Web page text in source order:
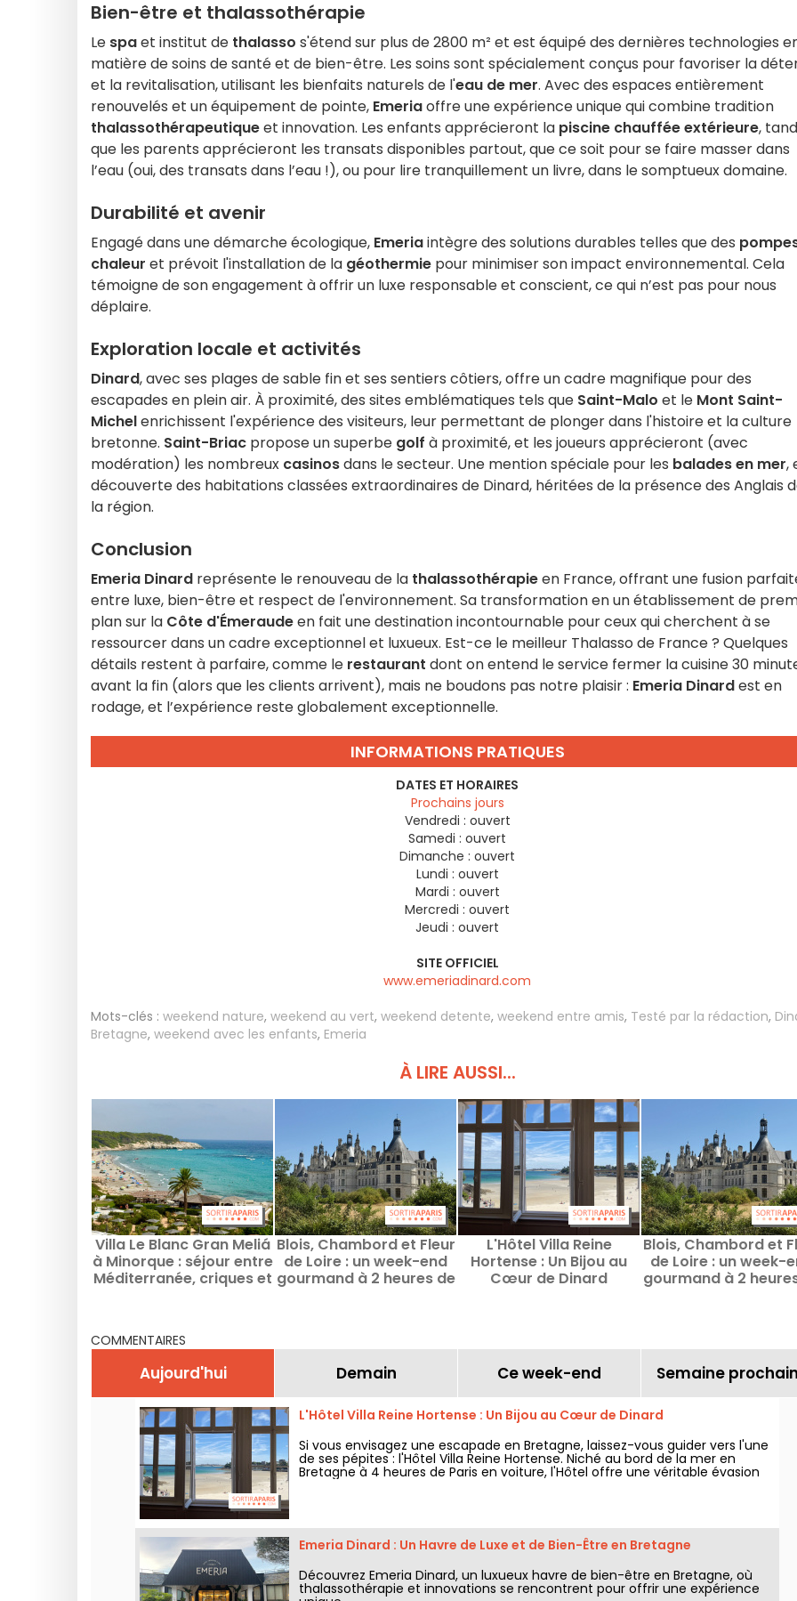
Bien-être et thalassothérapie
Le spaet institut de thalasso s'étend sur plus de 2800 m² et est équipé des dernières technologies
matière de soins de santé et de bien-être. Les soins sont spécialement conçus pour favoriser la
et la revitalisation, utilisant les bienfaits naturels de l'eau de mer. Avec des espaces entièrement
renouvelés et un équipement de pointe, Emeriaoffre une expérience unique qui combine tradition
thalassothérapeutiqueet innovation. Les enfants apprécieront la piscine chauffée extérieure,
que les parents apprécieront les transats disponibles partout, que ce soit pour se faire masser dans
l’eau (oui, des transats dans l’eau !), ou pour lire tranquillement un livre, dans le somptueux domaine.
Durabilité et avenir
Engagé dans une démarche écologique, Emeriaintègre des solutions durables telles que des
chaleur et prévoit l'installation de la géothermie pour minimiser son impact environnemental. Cela
témoigne de son engagement à offrir un luxe responsable et conscient, ce qui n’est pas pour nous
déplaire.
Exploration locale et activités
Dinard, avec ses plages de sable fin et ses sentiers côtiers, offre un cadre magnifique pour des
escapades en plein air. À proximité, des sites emblématiques tels que Saint-Malo et le Mont Saint-
Michelenrichissent l'expérience des visiteurs, leur permettant de plonger dans l'histoire et la culture
bretonne. Saint-Briac propose un superbe golf à proximité, et les joueurs apprécieront (avec
modération) les nombreux casinosdans le secteur. Une mention spéciale pour les balades en mer,
découverte des habitations classées extraordinaires de Dinard, héritées de la présence des Anglais
la région.
Conclusion
Emeria Dinard représente le renouveau de la thalassothérapieen France, offrant une fusion
entre luxe, bien-être et respect de l'environnement. Sa transformation en un établissement de
plan sur la Côte d'Émeraudeen fait une destination incontournable pour ceux qui cherchent à se
ressourcer dans un cadre exceptionnel et luxueux. Est-ce le meilleur Thalasso de France ? Quelques
détails restent à parfaire, comme le restaurant dont on entend le service fermer la cuisine 30
avant la fin (alors que les clients arrivent), mais ne boudons pas notre plaisir : Emeria Dinardest en
rodage, et l’expérience reste globalement exceptionnelle.
INFORMATIONS PRATIQUES
DATES ET HORAIRES
Prochains jours
Vendredi : ouvert
Samedi : ouvert
Dimanche : ouvert
Lundi : ouvert
Mardi : ouvert
Mercredi : ouvert
Jeudi : ouvert
SITE OFFICIEL
www.emeriadinard.com
Mots-clés : weekend nature, weekend au vert, weekend detente, weekend entre amis, Testé par la rédaction,
Bretagne, weekend avec les enfants, Emeria
À LIRE AUSSI...
Villa Le Blanc Gran Meliá
à Minorque : séjour entre
Méditerranée, criques et
Blois, Chambord et Fleur
de Loire : un week-end
gourmand à 2 heures de
L'Hôtel Villa Reine
Hortense : Un Bijou au
Cœur de Dinard
Blois, Chambord et
de Loire : un week-
gourmand à 2
COMMENTAIRES
Aujourd'hui Demain Ce week-end Semaine
L'Hôtel Villa Reine Hortense : Un Bijou au Cœur de Dinard
Si vous envisagez une escapade en Bretagne, laissez-vous guider vers l'une
de ses pépites : l'Hôtel Villa Reine Hortense. Niché au bord de la mer en
Bretagne à 4 heures de Paris en voiture, l'Hôtel offre une véritable évasion
Emeria Dinard : Un Havre de Luxe et de Bien-Être en Bretagne
Découvrez Emeria Dinard, un luxueux havre de bien-être en Bretagne, où
thalassothérapie et innovations se rencontrent pour offrir une expérience